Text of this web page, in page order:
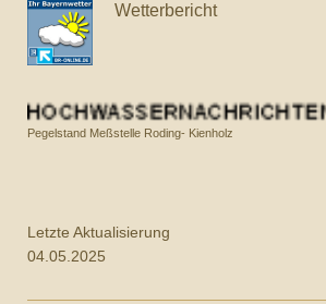
Wetterbericht
Pegelstand Meßstelle Roding- Kienholz
Letzte Aktualisierung
04.05.2025